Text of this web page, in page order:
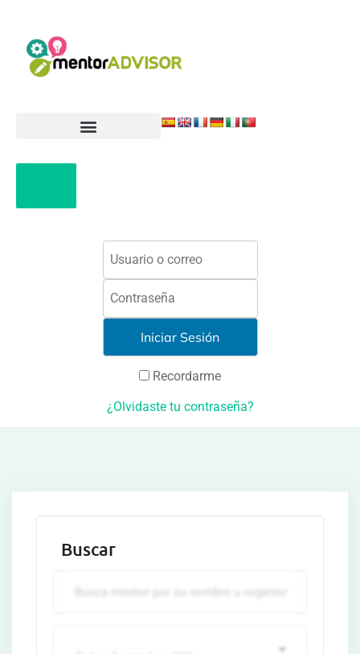
Recordarme
¿Olvidaste tu contraseña?
Buscar